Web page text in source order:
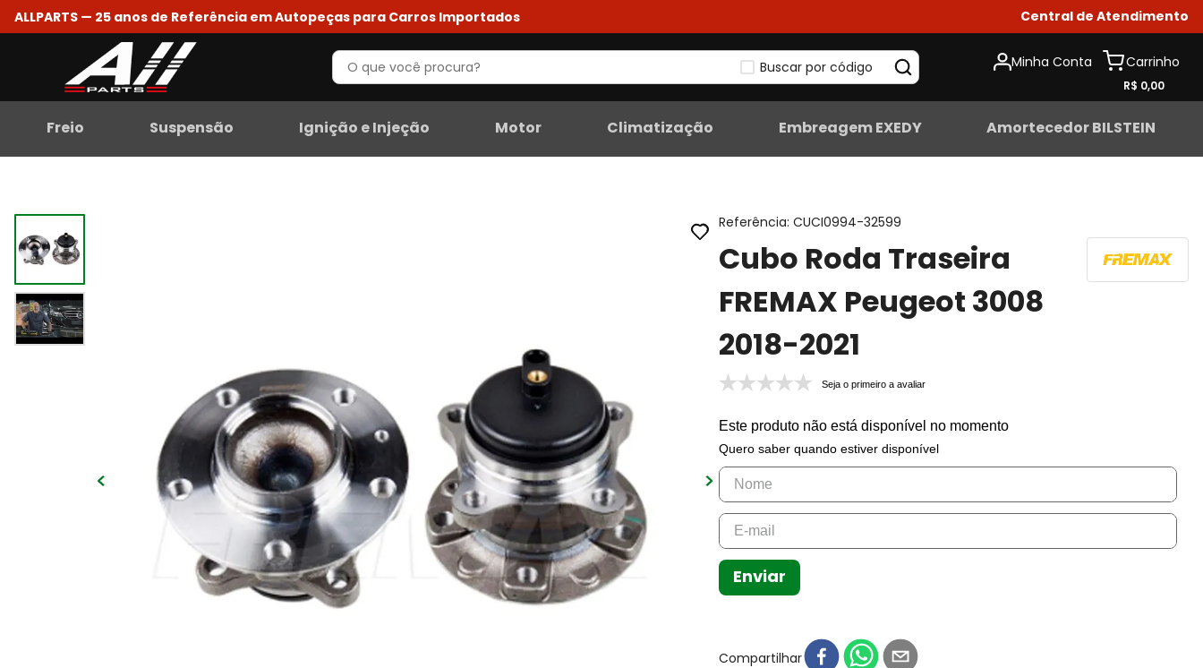
ALLPARTS — 25 anos de Referência em Autopeças para Carros Importados Central de Atendimento
Buscar por código Minha Conta
R$ 0,00
Freio Suspensão Ignição e Injeção Motor Climatização Embreagem EXEDY Amortecedor BILSTEIN
Referência:CUCI0994-32599
Cubo Roda Traseira
FREMAX Peugeot 3008
2018-2021
Seja o primeiro a avaliar
Este produto não está disponível no momento
Quero saber quando estiver disponível
Enviar
Compartilhar